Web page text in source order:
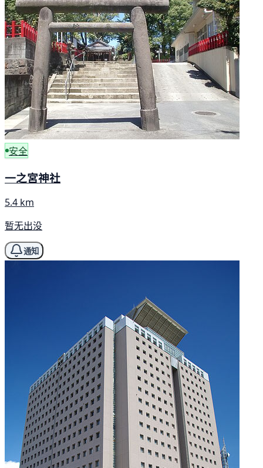
安全
一之宮神社
5.4 km
暂无出没
通知